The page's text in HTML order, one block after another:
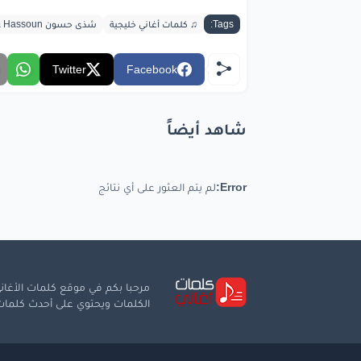
Tags: ♫ كلمات أغاني خليجية شذى حسون Shada Hassoun
Facebook
Twitter
شاهد أيضاً
Error: لم يتم العثور على أي نتائج
مرحبا بكم في موقع كلمات
الكلمات ويحتوي على أحدث كلمات